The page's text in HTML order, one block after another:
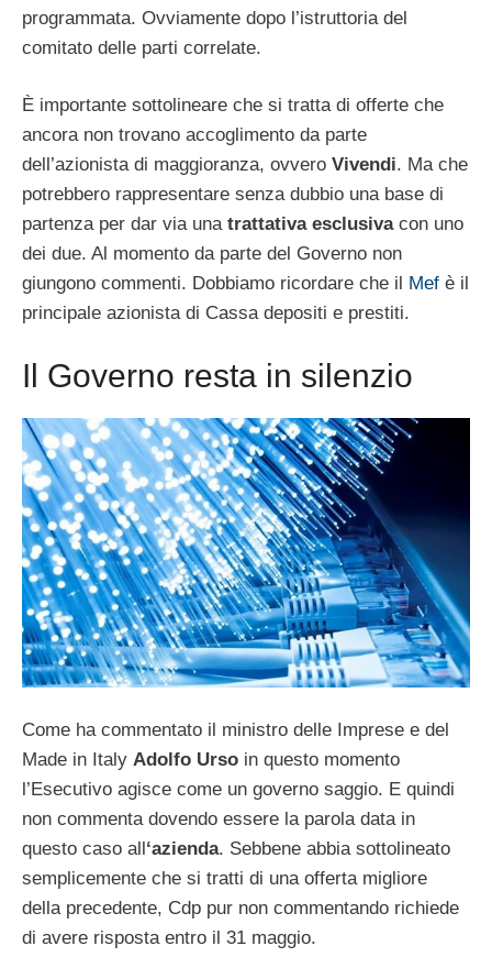
programmata. Ovviamente dopo l’istruttoria del
comitato delle parti correlate.
È importante sottolineare che si tratta di offerte che
ancora non trovano accoglimento da parte
dell’azionista di maggioranza, ovvero Vivendi. Ma che
potrebbero rappresentare senza dubbio una base di
partenza per dar via una trattativa esclusivacon uno
dei due. Al momento da parte del Governo non
giungono commenti. Dobbiamo ricordare che il
Mef è il
principale azionista di Cassa depositi e prestiti.
Il Governo resta in silenzio
Come ha commentato il ministro delle Imprese e del
Made in Italy Adolfo Urso in questo momento
l’Esecutivo agisce come un governo saggio. E quindi
non commenta dovendo essere la parola data in
questo caso all ‘azienda. Sebbene abbia sottolineato
semplicemente che si tratti di una offerta migliore
della precedente, Cdp pur non commentando richiede
di avere risposta entro il 31 maggio.